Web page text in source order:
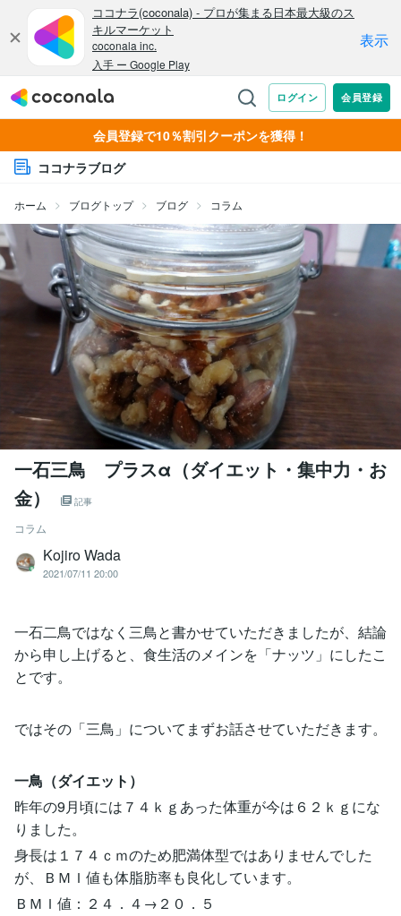
会員登録で10％割引クーポンを獲得！
ココナラブログ
ホーム ブログトップ ブログ コラム
一石三鳥 プラスα（ダイエット・集中力・お
金）
記事
コラム
Kojiro Wada
2021/07/11 20:00
一石二鳥ではなく三鳥と書かせていただきましたが、結論
から申し上げると、食生活のメインを「ナッツ」にしたこ
とです。
ではその「三鳥」についてまずお話させていただきます。
一鳥（ダイエット）
昨年の9月頃には７４ｋｇあった体重が今は６２ｋｇにな
りました。
身長は１７４ｃｍのため肥満体型ではありませんでした
が、ＢＭＩ値も体脂肪率も良化しています。
ＢＭＩ値：２４．４→２０．５